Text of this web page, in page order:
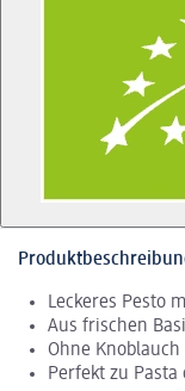
Leckeres Pesto
Aus frischen
Ohne Knoblauch
Perfekt zu Pasta